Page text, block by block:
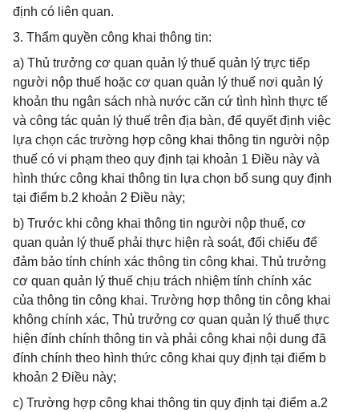
định có liên quan.
3. Thẩm quyền công khai thông tin:
a) Thủ trưởng cơ quan quản lý thuế quản lý trực tiếp
người nộp thuế hoặc cơ quan quản lý thuế nơi quản lý
khoản thu ngân sách nhà nước căn cứ tình hình thực tế
và công tác quản lý thuế trên địa bàn, để quyết định việc
lựa chọn các trường hợp công khai thông tin người nộp
thuế có vi phạm theo quy định tại khoản 1 Điều này và
hình thức công khai thông tin lựa chọn bổ sung quy định
tại điểm b.2 khoản 2 Điều này;
b) Trước khi công khai thông tin người nộp thuế, cơ
quan quản lý thuế phải thực hiện rà soát, đối chiếu để
đảm bảo tính chính xác thông tin công khai. Thủ trưởng
cơ quan quản lý thuế chịu trách nhiệm tính chính xác
của thông tin công khai. Trường hợp thông tin công khai
không chính xác, Thủ trưởng cơ quan quản lý thuế thực
hiện đính chính thông tin và phải công khai nội dung đã
đính chính theo hình thức công khai quy định tại điểm b
khoản 2 Điều này;
c) Trường hợp công khai thông tin quy định tại điểm a.2